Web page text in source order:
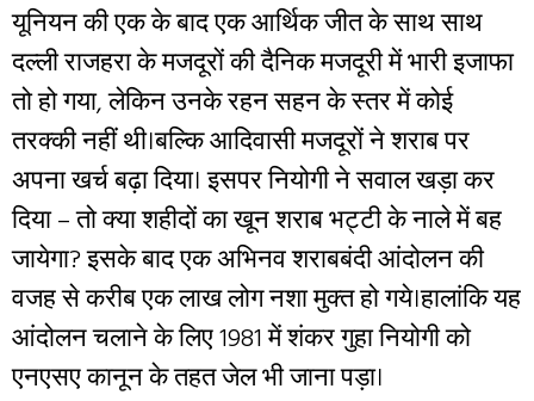
यूनियन की एक के बाद एक आर्थिक जीत के साथ साथ
दल्ली राजहरा के मजदूरों की दैनिक मजदूरी में भारी इजाफा
तो हो गया, लेकिन उनके रहन सहन के स्तर में कोई
तरक्की नहीं थी।बल्कि आदिवासी मजदूरों ने शराब पर
अपना खर्च बढ़ा दिया। इसपर नियोगी ने सवाल खड़ा कर
दिया – तो क्या शहीदों का खून शराब भट्टी के नाले में बह
जायेगा? इसके बाद एक अभिनव शराबबंदी आंदोलन की
वजह से करीब एक लाख लोग नशा मुक्त हो गये।हालांकि यह
आंदोलन चलाने के लिए 1981 में शंकर गुहा नियोगी को
एनएसए कानून के तहत जेल भी जाना पड़ा।